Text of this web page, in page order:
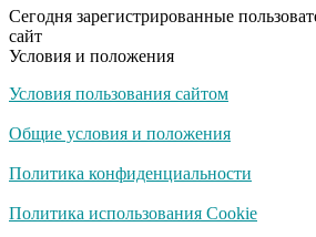
оставит равнодушным
Сегодня зарегистрированные
сайт
Условия и положения
Условия пользования сайтом
Общие условия и положения
Политика конфиденциальности
Политика использования Cookie